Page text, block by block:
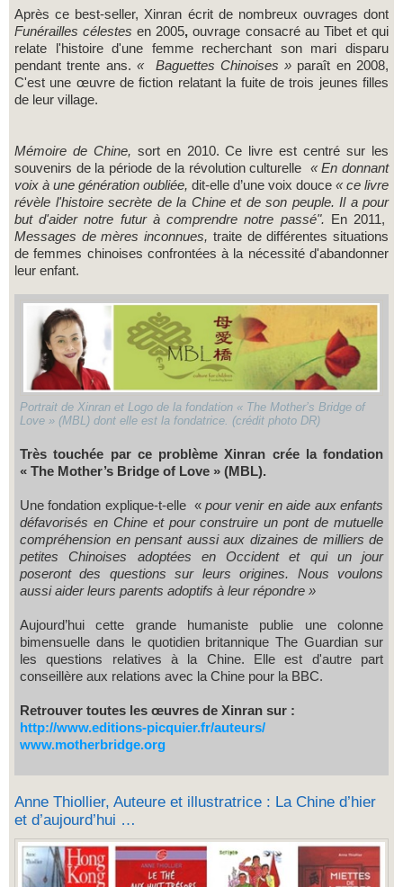
Après ce best-seller, Xinran écrit de nombreux ouvrages dont
Funérailles célestes en 2005,ouvrage consacré au Tibet et qui
relate l'histoire d'une femme recherchant son mari disparu
pendant trente ans. « Baguettes Chinoises » paraît en 2008,
C'est une œuvre de fiction relatant la fuite de trois jeunes filles
de leur village.
Mémoire de Chine, sort en 2010. Ce livre est centré sur les
souvenirs de la période de la révolution culturelle « En donnant
voix à une génération oubliée, dit-elle d’une voix douce « ce livre
révèle l'histoire secrète de la Chine et de son peuple. Il a pour
but d'aider notre futur à comprendre notre passé". En 2011,
Messages de mères inconnues, traite de différentes situations
de femmes chinoises confrontées à la nécessité d'abandonner
leur enfant.
Portrait de Xinran et Logo de la fondation « The Mother’s Bridge of
Love » (MBL) dont elle est la fondatrice. (crédit photo DR)
Très touchée par ce problème Xinran crée la fondation
« The Mother’s Bridge of Love » (MBL).
Une fondation explique-t-elle «pour venir en aide aux enfants
défavorisés en Chine et pour construire un pont de mutuelle
compréhension en pensant aussi aux dizaines de milliers de
petites Chinoises adoptées en Occident et qui un jour
poseront des questions sur leurs origines. Nous voulons
aussi aider leurs parents adoptifs à leur répondre »
Aujourd’hui cette grande humaniste publie une colonne
bimensuelle dans le quotidien britannique The Guardian sur
les questions relatives à la Chine. Elle est d'autre part
conseillère aux relations avec la Chine pour la BBC.
Retrouver toutes les œuvres de Xinran sur :
http://www.editions-picquier.fr/auteurs/
www.motherbridge.org
Anne Thiollier, Auteure et illustratrice : La Chine d’hier
et d’aujourd’hui …